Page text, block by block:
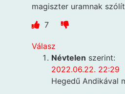
magiszter uramnak
7
Válasz
Névtelen szerint:
2022.06.22. 22:29
Hegedű Andikával